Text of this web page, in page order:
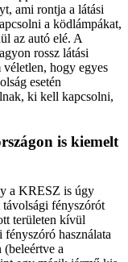
ami rontja a látási
a ködlámpákat,
az autó elé. A
rossz látási
hogy egyes
esetén
ki kell kapcsolni,
is kiemelt
a KRESZ is úgy
fényszórót
területen kívül
használata
(beleértve a